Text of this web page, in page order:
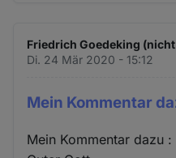
Friedrich Goedeking
Di. 24 Mär 2020 - 15:12
Mein Kommentar
Mein Kommentar dazu :